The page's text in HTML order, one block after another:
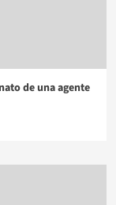
de una agente